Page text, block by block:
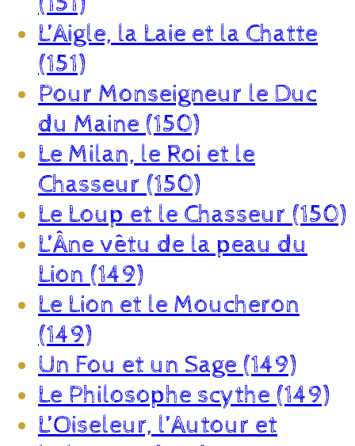
L’Aigle, la Laie et la Chatte
(151)
Pour Monseigneur le Duc
du Maine (150)
Le Milan, le Roi et le
Chasseur (150)
Le Loup et le Chasseur (150)
L’Âne vêtu de la peau du
Lion (149)
Le Lion et le Moucheron
(149)
Un Fou et un Sage (149)
Le Philosophe scythe (149)
L’Oiseleur, l’Autour et